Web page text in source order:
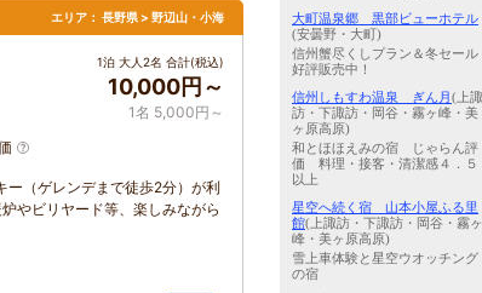
エリア： 長野県 > 野辺山・小海
1泊 大人2名 合計(税込)
10,000円～
1名 5,000円～
ー（ゲレンデまで徒歩2分）が利
やビリヤード等、楽しみながら
大町温泉郷 黒部ビューホテル
(安曇野・大町)
信州蟹尽くしプラン＆冬セール
好評販売中！
信州しもすわ温泉 ぎん月(上諏
訪・下諏訪・岡谷・霧ヶ峰・美
ヶ原高原)
和とほほえみの宿 じゃらん評
価 料理・接客・清潔感４．５
以上
星空へ続く宿 山本小屋ふる里
館(上諏訪・下諏訪・岡谷・霧ヶ
峰・美ヶ原高原)
雪上車体験と星空ウオッチング
の宿